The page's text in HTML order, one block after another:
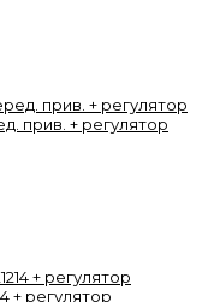
прив. + регулятор
+ регулятор